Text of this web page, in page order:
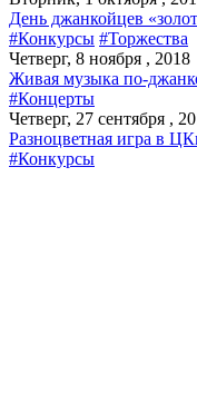
День джанкойцев
#Конкурсы #Торжества
Четверг, 8 ноября , 2018
Живая музыка по-
#Концерты
Четверг, 27 сентября ,
Разноцветная игра в
#Конкурсы